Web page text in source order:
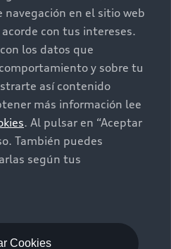
en el sitio web
con tus intereses.
los datos que
y sobre tu
así contenido
más información lee
. Al pulsar en “Aceptar
También puedes
según tus
Cookiesnuestro sitio